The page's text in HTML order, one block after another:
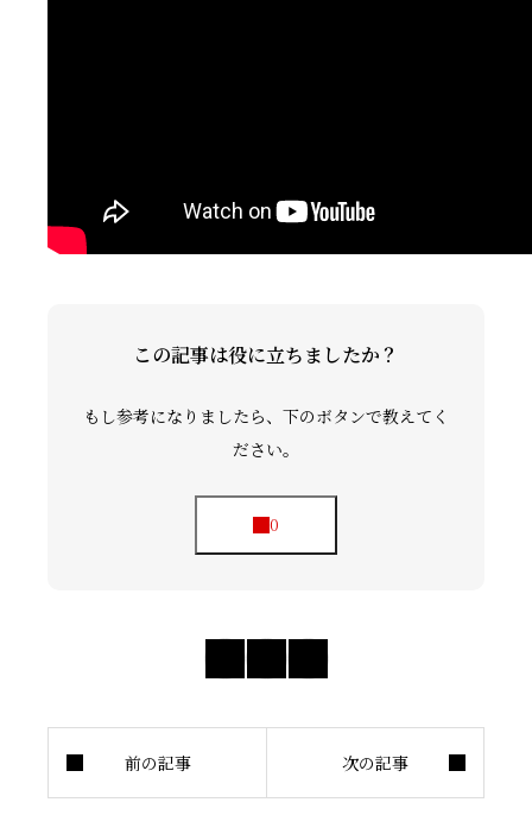
この記事は役に立ちましたか？
もし参考になりましたら、下のボタンで教えてく
ださい。